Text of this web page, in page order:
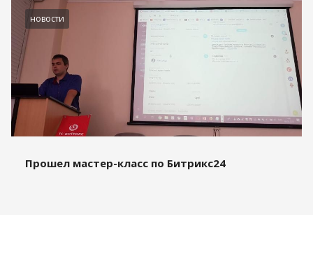
новости
Прошел мастер-класс по Битрикс24